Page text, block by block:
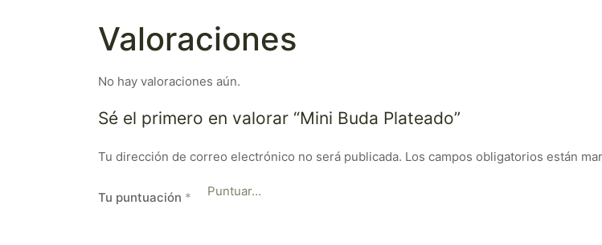
Valoraciones
No hay valoraciones aún.
Sé el primero en valorar “Mini Buda Plateado”
Tu dirección de correo electrónico no será publicada. Los campos obligatorios están
Tu puntuación *